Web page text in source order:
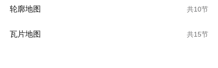
轮廓地图 共10节
瓦片地图 共15节